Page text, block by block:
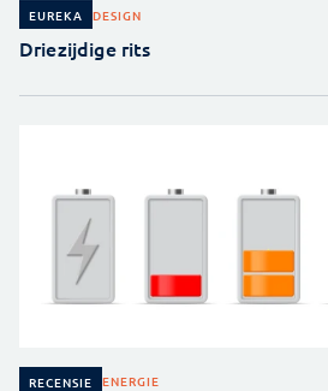
EUREKA DESIGN
Driezijdige rits
RECENSIE ENERGIE